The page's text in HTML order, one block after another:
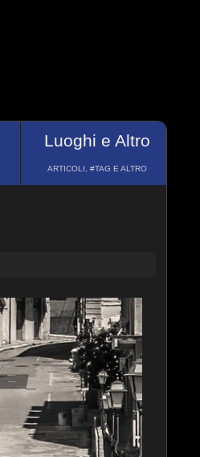
Luoghi e Altro
ARTICOLI, #TAG E ALTRO